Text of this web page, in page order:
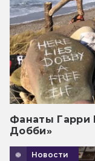
Фанаты Гарри
Добби»
Новости